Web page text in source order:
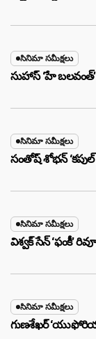
సినిమా సమీక్షలు
సుహాస్ ‘హే
సినిమా సమీక్షలు
సంతోష్ శోభన్ ‘కపుల్
సినిమా సమీక్షలు
విశ్వక్ సేన్ ‘ఫంకీ’
సినిమా సమీక్షలు
గుణశేఖర్